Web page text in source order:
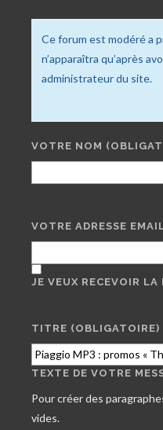
Ce forum est modéré a
n’apparaîtra qu’après
administrateur du site.
VOTRE NOM
VOTRE ADRESSE
JE VEUX RECEVOIR LA
TITRE (OBLIGATOIRE)
Pour créer des
vides.